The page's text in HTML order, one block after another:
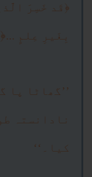
﴿ قَد خَسِرَ
بِغَيرِ عِلمٍ ...﴿
’’گھاٹا پا
نادانستہ
کیا۔‘‘